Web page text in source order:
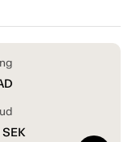
SEK